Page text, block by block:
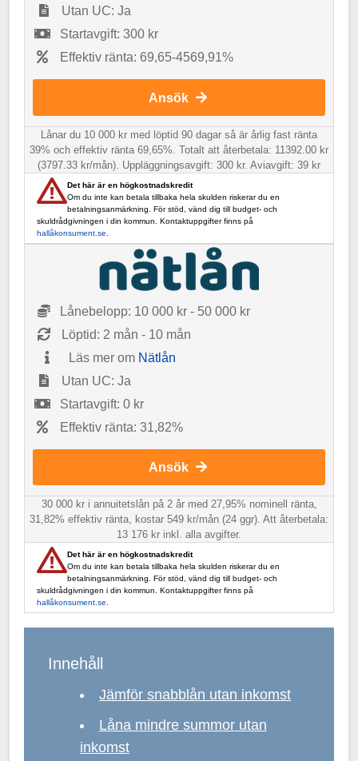
Utan UC: Ja
Startavgift: 300 kr
Effektiv ränta: 69,65-4569,91%
Ansök
Lånar du 10 000 kr med löptid 90 dagar så är årlig fast ränta
39% och effektiv ränta 69,65%. Totalt att återbetala: 11392.00 kr
(3797.33 kr/mån). Uppläggningsavgift: 300 kr. Aviavgift: 39 kr
Det här är en högkostnadskredit
Om du inte kan betala tillbaka hela skulden riskerar du en
betalningsanmärkning. För stöd, vänd dig till budget- och
skuldrådgivningen i din kommun. Kontaktuppgifter finns på
hallåkonsument.se
Lånebelopp: 10 000 kr - 50 000 kr
Löptid: 2 mån - 10 mån
Läs mer om Nätlån
Utan UC: Ja
Startavgift: 0 kr
Effektiv ränta: 31,82%
Ansök
30 000 kr i annuitetslån på 2 år med 27,95% nominell ränta,
31,82% effektiv ränta, kostar 549 kr/mån (24 ggr). Att återbetala:
13 176 kr inkl. alla avgifter.
Det här är en högkostnadskredit
Om du inte kan betala tillbaka hela skulden riskerar du en
betalningsanmärkning. För stöd, vänd dig till budget- och
skuldrådgivningen i din kommun. Kontaktuppgifter finns på
hallåkonsument.se
Innehåll
Jämför snabblån utan inkomst
Låna mindre summor utan
inkomst